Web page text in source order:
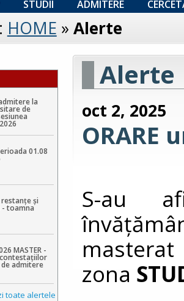
STUDII ADMITERE
HOME » Alerte
la
de
01.08
restanțe și
toamna
MASTER -
admitere
toate alertele
Alerte
oct 2, 2025
ORARE
S-au
zona